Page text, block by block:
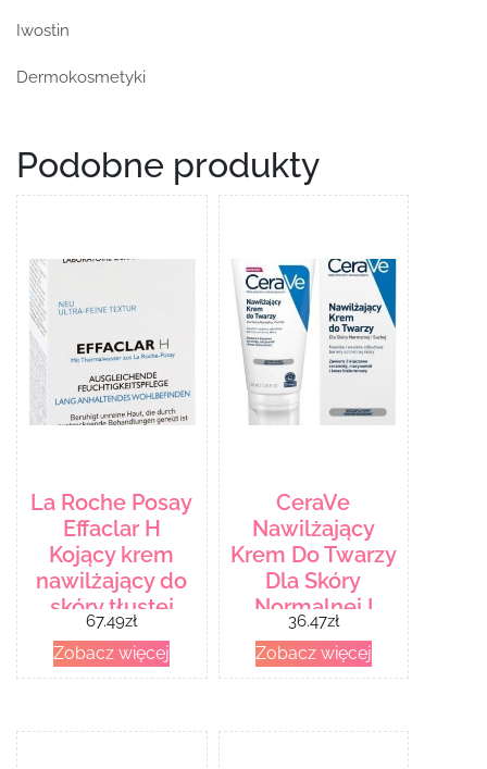
Iwostin
Dermokosmetyki
Podobne produkty
La Roche Posay
Effaclar H
Kojący krem
nawilżający do
skóry tłustej
uwrażliwionej
40ml
67.49zł
Zobacz więcej
CeraVe
Nawilżający
Krem Do Twarzy
Dla Skóry
Normalnej I
Suchej 52Ml
36.47zł
Zobacz więcej